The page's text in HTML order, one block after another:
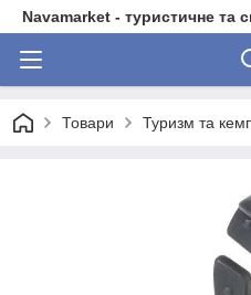
Navamarket - туристичне та
Товари Туризм та